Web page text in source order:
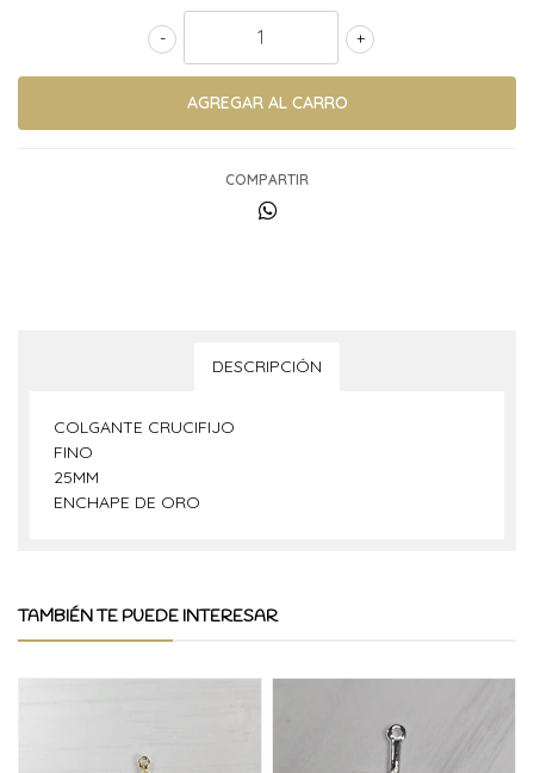
+
-
COMPARTIR
DESCRIPCIÓN
COLGANTE CRUCIFIJO
FINO
25MM
ENCHAPE DE ORO
TAMBIÉN TE PUEDE INTERESAR